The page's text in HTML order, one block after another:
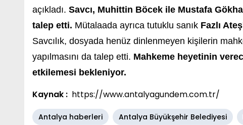
açıkladı. Savcı, Muhittin Böcek ile Mustafa
talep etti. Mütalaada ayrıca tutuklu sanık Fazlı Ateş
Savcılık, dosyada henüz dinlenmeyen kişilerin
yapılmasını da talep etti. Mahkeme heyetinin
etkilemesi bekleniyor.
Kaynak : https://www.antalyagundem.com.tr/
Antalya haberleri Antalya Büyükşehir Belediyesi